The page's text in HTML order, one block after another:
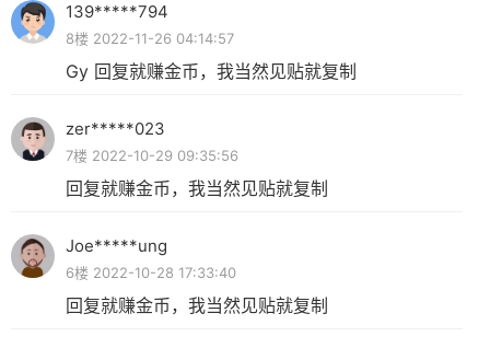
139*****794
8楼 2022-11-26 04:14:57
Gy 回复就赚金币，我当然见贴就复制
zer*****023
7楼 2022-10-29 09:35:56
回复就赚金币，我当然见贴就复制
Joe*****ung
6楼 2022-10-28 17:33:40
回复就赚金币，我当然见贴就复制